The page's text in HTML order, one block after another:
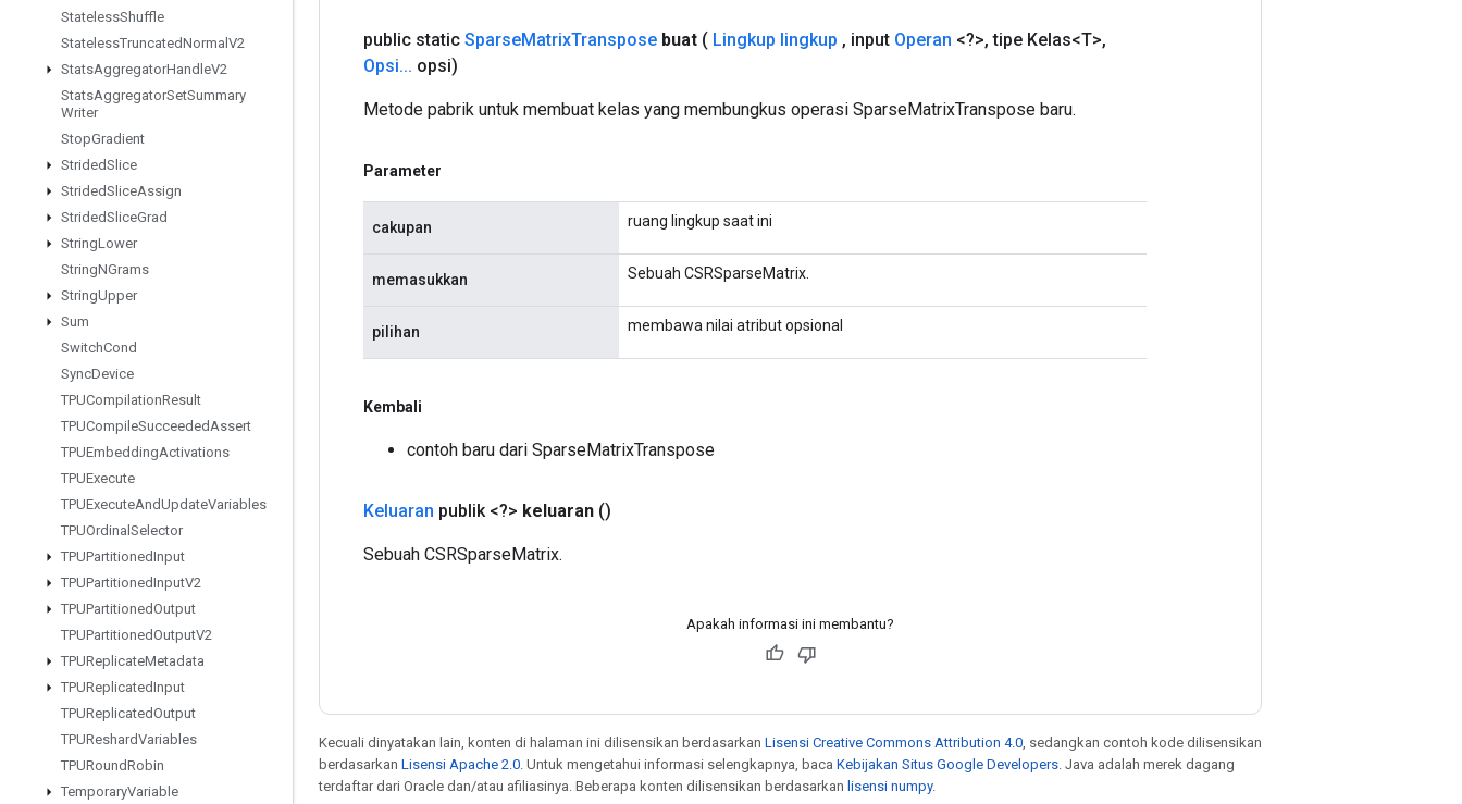
StatelessShuffle
StatelessTruncatedNormal V2
StatsAggregatorHandleV2
StatsAggregatorSetSummary
Writer
StopGradient
StridedSlice
StridedSliceAssign
StridedSliceGrad
StringLower
StringNGrams
StringUpper
Sum
SwitchCond
SyncDevice
TPUCompilationResult
TPUCompileSucceededAssert
TPUEmbeddingActivations
TPUExecute
TPUExecuteAndUpdateVariables
TPUOrdinal Selector
TPUPartitionedInput
TPUPartitionedInputV2
TPUPartitionedOutput
TPUPartitionedOutputV2
TPUReplicateMetadata
TPUReplicatedInput
TPUReplicatedOutput
TPUReshardVariables
TPURoundRobin
TemporaryVariable
public static SparseMatrixTranspose buat ( Lingkup lingkup , input Operan <?>, tipe Kelas<T>,
Opsi... opsi)
Metode pabrik untuk membuat kelas yang membungkus operasi SparseMatrixTranspose baru.
Parameter
cakupan ruang lingkup saat ini
memasukkan Sebuah CSRSparseMatrix.
pilihan membawa nilai atribut opsional
Kembali
contoh baru dari SparseMatrixTranspose
Keluaran publik <?> keluaran ()
Sebuah CSRSparseMatrix.
Apakah informasi ini membantu?
Kecuali dinyatakan lain, konten di halaman ini dilisensikan berdasarkan Lisensi Creative Commons Attribution 4.0 , sedangkan contoh kode dilisensikan
berdasarkan Lisensi Apache 2.0 . Untuk mengetahui informasi selengkapnya, baca Kebijakan Situs Google Developers . Java adalah merek dagang
terdaftar dari Oracle dan/atau afiliasinya. Beberapa konten dilisensikan berdasarkan lisensi numpy.